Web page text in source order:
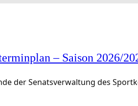
– Saison 2026/
der Senatsverwaltung des